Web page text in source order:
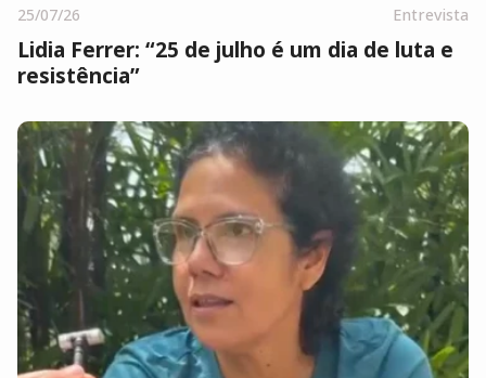
25/07/26 Entrevista
Lidia Ferrer: “25 de julho é um dia de luta e
resistência”